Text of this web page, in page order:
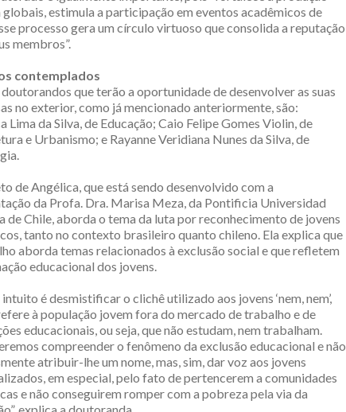
estimula a participação em eventos acadêmicos de
processo gera um círculo virtuoso que consolida a reputação
membros”.
contemplados
que terão a oportunidade de desenvolver as suas
no exterior, como já mencionado anteriormente, são:
Lima da Silva, de Educação; Caio Felipe Gomes Violin, de
e Urbanismo; e Rayanne Veridiana Nunes da Silva, de
de Angélica, que está sendo desenvolvido com a
da Profa. Dra. Marisa Meza, da Pontificia Universidad
de Chile, aborda o tema da luta por reconhecimento de jovens
tanto no contexto brasileiro quanto chileno. Ela explica que
aborda temas relacionados à exclusão social e que refletem
educacional dos jovens.
é desmistificar o clichê utilizado aos jovens ‘nem, nem’,
à população jovem fora do mercado de trabalho e de
educacionais, ou seja, que não estudam, nem trabalham.
compreender o fenômeno da exclusão educacional e não
atribuir-lhe um nome, mas, sim, dar voz aos jovens
em especial, pelo fato de pertencerem a comunidades
e não conseguirem romper com a pobreza pela via da
explica a doutoranda.